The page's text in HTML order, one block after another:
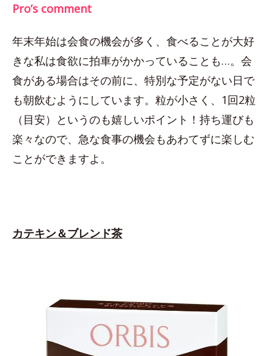
Pro’s comment
年末年始は会食の機会が多く、食べることが大好
きな私は食欲に拍車がかかっていることも…。会
食がある場合はその前に、特別な予定がない日で
も朝飲むようにしています。粒が小さく、1回2粒
（目安）というのも嬉しいポイント！持ち運びも
楽々なので、急な食事の機会もあわてずに楽しむ
ことができますよ。
カテキン＆ブレンド茶